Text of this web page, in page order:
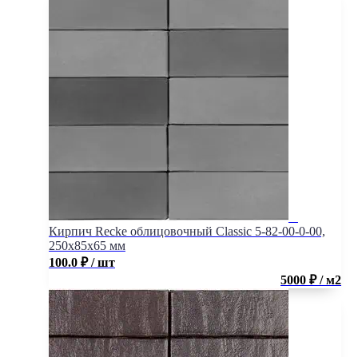
Кирпич Recke облицовочный Classic 5-82-00-0-00,
250x85x65 мм
100.0 ₽ / шт
5000 ₽ / м2